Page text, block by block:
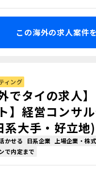
この海外の求人案件
ィング
外でタイの求人
】経営コンサ
系大手・好立地)
かせる 日系企業
上場企業・株
で内定まで